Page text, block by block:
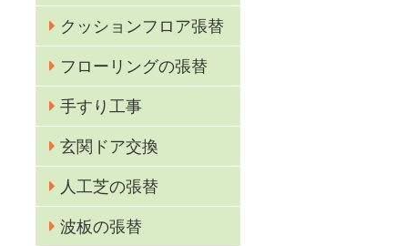
クッションフロア張替
フローリングの張替
手すり工事
玄関ドア交換
人工芝の張替
波板の張替